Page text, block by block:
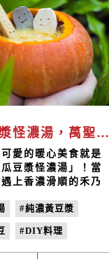
南瓜豆漿怪濃湯，萬聖節限定搞怪登場｜禾乃川小廚房
愛的暖心美食就是
豆漿怪濃湯」！當
上香濃滑順的禾乃
好滋味，連挑食的孩
征服！再加入自己
豆豆鬼，補充雙倍
蛋白，有趣又健康
#純濃黃豆漿
#DIY料理
理 #南瓜食譜